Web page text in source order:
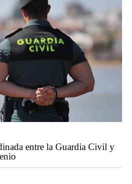
entre la Guardia Civil y